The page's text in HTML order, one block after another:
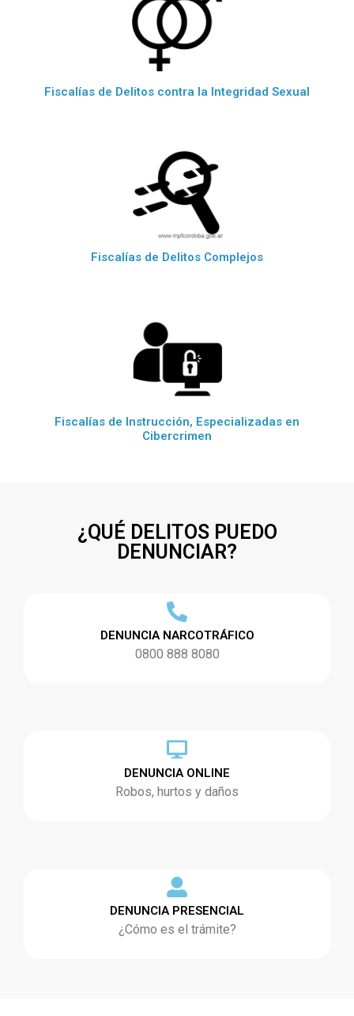
Fiscalías de Delitos contra la Integridad Sexual
Fiscalías de Delitos Complejos
Fiscalías de Instrucción, Especializadas en
Cibercrimen
¿QUÉ DELITOS PUEDO
DENUNCIAR?
DENUNCIA NARCOTRÁFICO
0800 888 8080
DENUNCIA ONLINE
Robos, hurtos y daños
DENUNCIA PRESENCIAL
¿Cómo es el trámite?